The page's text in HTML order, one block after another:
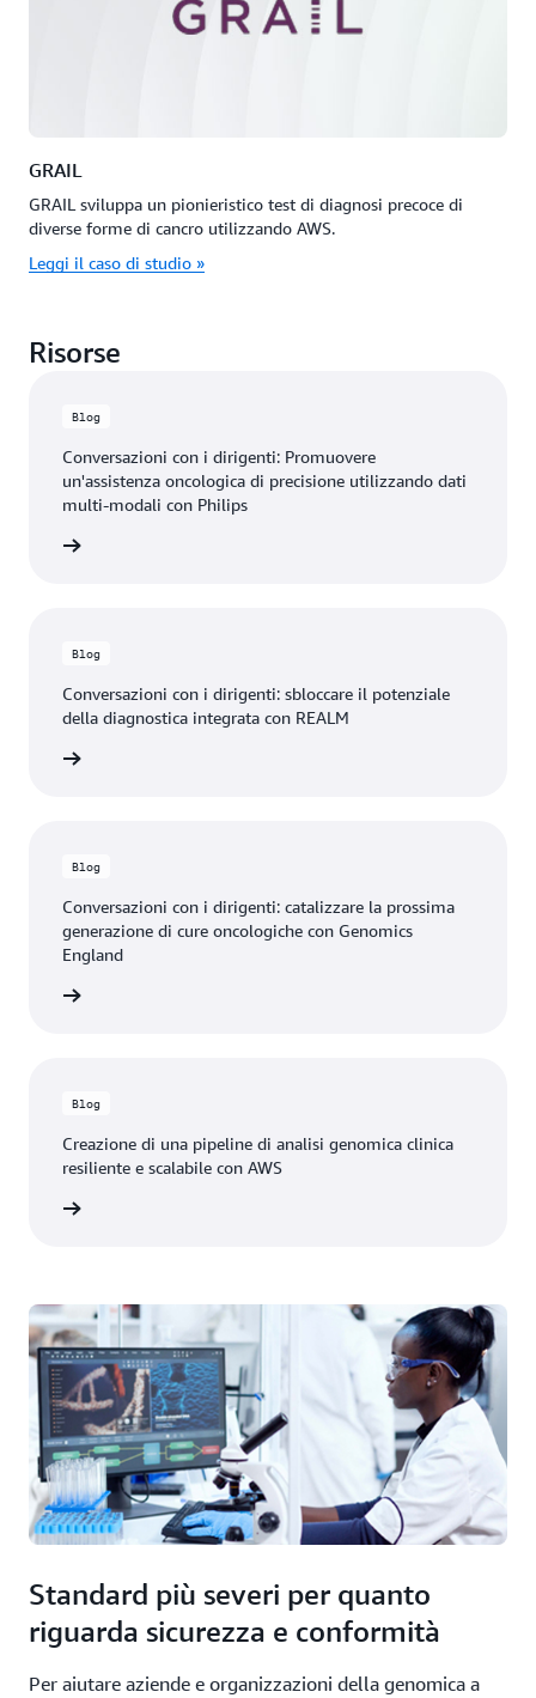
GRAIL
GRAIL sviluppa un pionieristico test di diagnosi precoce di
diverse forme di cancro utilizzando AWS.
Leggi il caso di studio »
Risorse
Blog
Conversazioni con i dirigenti: Promuovere
un'assistenza oncologica di precisione utilizzando dati
multi-modali con Philips
Blog
Conversazioni con i dirigenti: sbloccare il potenziale
della diagnostica integrata con REALM
Blog
Conversazioni con i dirigenti: catalizzare la prossima
generazione di cure oncologiche con Genomics
England
Blog
Creazione di una pipeline di analisi genomica clinica
resiliente e scalabile con AWS
Standard più severi per quanto
riguarda sicurezza e conformità
Per aiutare aziende e organizzazioni della genomica a